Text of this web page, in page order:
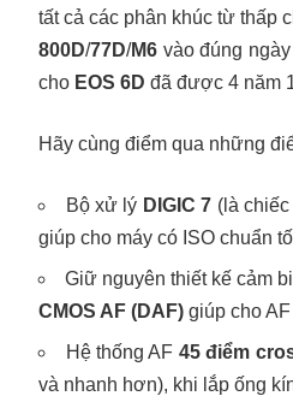
tất cả các phân khúc từ thấp
800D/77D/M6 vào đúng
cho EOS 6D đã được 4 năm
Hãy cùng điểm qua những
Bộ xử lý DIGIC 7 (là
giúp cho máy có ISO chuẩn
Giữ nguyên thiết kế cảm
CMOS AF (DAF) giúp cho
Hệ thống AF 45 điểm
và nhanh hơn), khi lắp ống